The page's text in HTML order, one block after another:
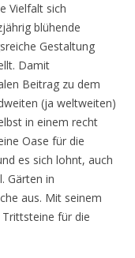
Vielfalt sich
blühende
Gestaltung
Damit
Beitrag zu dem
(ja weltweiten)
in einem recht
Oase für die
es sich lohnt, auch
Gärten in
aus. Mit seinem
für die